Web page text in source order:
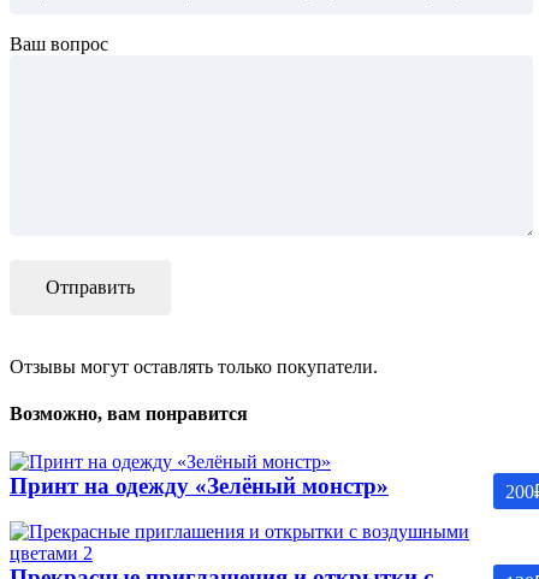
Ваш вопрос
Отзывы могут оставлять только покупатели.
Возможно, вам понравится
200
Принт на одежду «Зелёный монстр»